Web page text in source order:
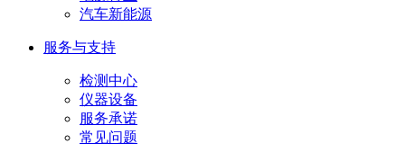
汽车新能源
服务与支持
检测中心
仪器设备
服务承诺
常见问题